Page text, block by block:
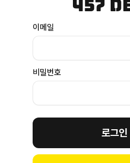
이메일
비밀번호
로그인